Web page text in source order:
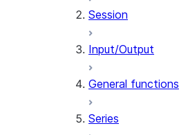
Session
Input/Output
General functions
Series